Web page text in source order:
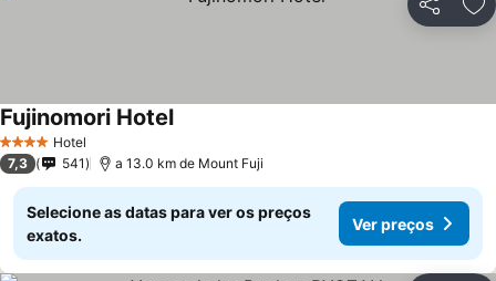
Partilhar
4 EstrelasHotel
Fujinomori HotelVer preços
7,3 541 a 13.0 km de Mount Fuji
Selecione as datas para ver os preços
exatos.
Ver preços